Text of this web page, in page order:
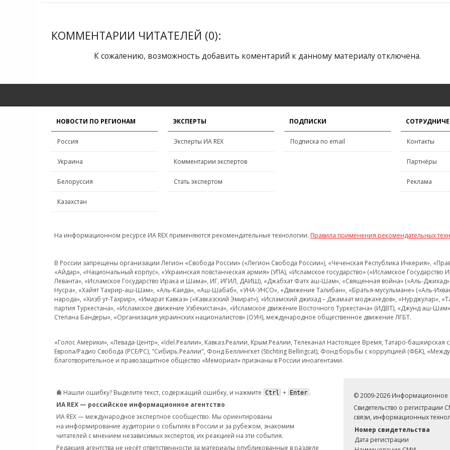
КОММЕНТАРИИ ЧИТАТЕЛЕЙ (0):
К сожалению, возможность добавить коментарий к данному материалу отключена.
НОВОСТИ ПО РЕГИОНАМ
Россия
Украина
Белоруссия
Казахстан
ЭКСПЕРТЫ
Эксперты ИА REX
Комментарии экспертов
Стать экспертом
ПОДПИСКИ
Подписка по email Контакты
Партнёры
Реклама
На информационном ресурсе ИА REX применяются рекомендательные технологии. Правила применения рекомендательных
В России запрещены организации Легион «Свобода России» («Легион Свобода России»), «Чеченская Республика Ичкерия»,
«Айдар», «Национальный корпус», «Украинская повстанческая армия» (УПА), «Исламское государство» («Исламское
Леванта», «Исламское Государство Ирака и Шама», ИГ, ИГИЛ, ДАИШ), «Джабхат Фатх аш-Шам», «Священная война» («Аль-Джихад»
Нусра», «Хайят Тахрир-аш-Шам», «Аль-Каида», «Аш-Шабаб», «УНА-УНСО», «Движение Талибан», «Братья-мусульмане» («Аль-
народа», «Хизб ут-Тахрир», «Имарат Кавказ» («Кавказский Эмират»), «Исламский джихад – Джамаат моджахедов», «Нурджулар»,
партия Туркестана», «Исламское движение Узбекистана», «Исламское движение Восточного Туркестана» (ИДВТ), «Джунд аш-
Степана Бандеры», «Организация украинских националистов» (ОУН), международное общественное движение ЛГБТ.
«Голос Америки», «Левада-Центр», «Idel.Реалии», Кавказ.Реалии, Крым.Реалии, Телеканал Настоящее Время, Татаро-
Европа/Радио Свобода (PCE/PC), "Сибирь.Реалии", Фонд Беллингкет (Stichting Bellingcat), Фонд борьбы с коррупцией (ФБК),
благотворительное и правозащитное общество «Мемориал» признаны в России иноагентами.
Нашли ошибку? Выделите текст, содержащий ошибку, и нажмите Ctrl + Enter .
ИА REX — российское информационное агентство
ИА REX — международное экспертное сообщество. Мы ориентированы
на информирование аудитории о событиях в России и за рубежом, знакомим
читателей с мнением независимых экспертов, их реакцией на эти события.
Редакция агентства не несёт ответственности за материалы опубликованные в разделе
© 2009-2026 Информационное
Свидетельство о
связи, информационных
Номер свидетельства
Дата регистрации